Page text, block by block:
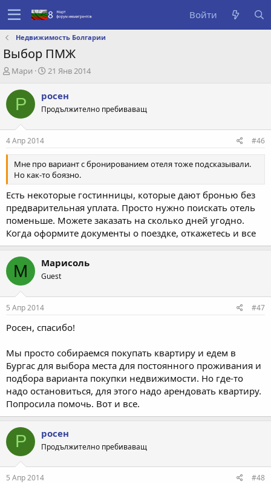
Войти
Недвижимость Болгарии
Выбор ПМЖ
А
т
р
е
м
Мари
Д
т
а
с
н
и
21 Янв 2014
Р росен
Продължително пребиваващ
4 Апр 2014 #46
Мне про вариант с бронированием отеля тоже подсказывали.
Но как-то боязно.
Есть некоторые гостинницы, которые дают бронью без
предварительная уплата. Просто нужно поискать отель
поменьше. Можете заказать на сколько дней угодно.
Когда оформите документы о поездке, откажетесь и все
М Марисоль
Guest
5 Апр 2014 #47
Росен, спасибо!
Мы просто собираемся покупать квартиру и едем в
Бургас для выбора места для постоянного проживания и
подбора варианта покупки недвижимости. Но где-то
надо остановиться, для этого надо арендовать квартиру.
Попросила помочь. Вот и все.
Р росен
Продължително пребиваващ
5 Апр 2014 #48